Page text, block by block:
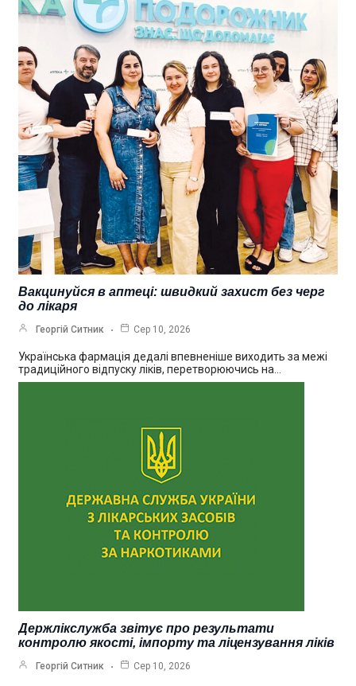
Вакцинуйся в аптеці: швидкий захист без черг
до лікаря
Георгій Ситник Сер 10, 2026
Українська фармація дедалі впевненіше виходить за межі
традиційного відпуску ліків, перетворюючись на…
Держлікслужба звітує про результати
контролю якості, імпорту та ліцензування ліків
Георгій Ситник Сер 10, 2026